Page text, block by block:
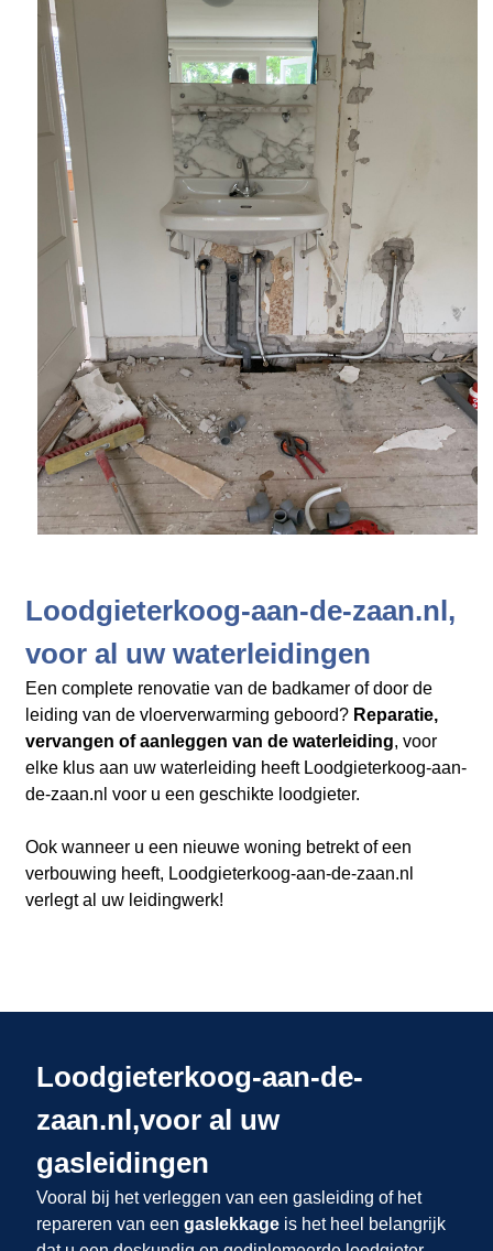
Loodgieterkoog-aan-de-zaan.nl,
voor al uw waterleidingen
Een complete renovatie van de badkamer of door de
leiding van de vloerverwarming geboord? Reparatie,
vervangen of aanleggen van de waterleiding, voor
elke klus aan uw waterleiding heeft Loodgieterkoog-aan-
de-zaan.nl​​​​​​​ voor u een geschikte loodgieter.
Ook wanneer u een nieuwe woning betrekt of een
verbouwing heeft, Loodgieterkoog-aan-de-zaan.nl
verlegt al uw leidingwerk!
Loodgieterkoog-aan-de-
zaan.nl,voor al uw
gasleidingen
Vooral bij het verleggen van een gasleiding of het
repareren van een gaslekkageis het heel belangrijk